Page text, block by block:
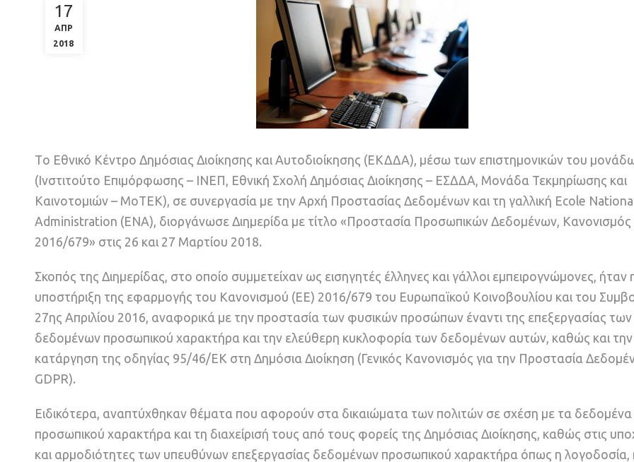
17
ΑΠΡ
2018
Tο Εθνικό Κέντρο Δημόσιας Διοίκησης και Αυτοδιοίκησης (ΕΚΔΔΑ), μέσω των επιστημονικών του
(Ινστιτούτο Επιμόρφωσης – ΙΝΕΠ, Εθνική Σχολή Δημόσιας Διοίκησης – ΕΣΔΔΑ, Μονάδα Τεκμηρίωσης και
Καινοτομιών – ΜοΤΕΚ), σε συνεργασία με την Αρχή Προστασίας Δεδομένων και τη γαλλική Ecole
Administration (ENA), διοργάνωσε Διημερίδα με τίτλο «Προστασία Προσωπικών Δεδομένων, Κανονισμός
2016/679» στις 26 και 27 Μαρτίου 2018.
Σκοπός της Διημερίδας, στο οποίο συμμετείχαν ως εισηγητές έλληνες και γάλλοι εμπειρογνώμονες, ήταν
υποστήριξη της εφαρμογής του Κανονισμού (ΕΕ) 2016/679 του Ευρωπαϊκού Κοινοβουλίου και του
27ης Απριλίου 2016, αναφορικά με την προστασία των φυσικών προσώπων έναντι της επεξεργασίας των
δεδομένων προσωπικού χαρακτήρα και την ελεύθερη κυκλοφορία των δεδομένων αυτών, καθώς και την
κατάργηση της οδηγίας 95/46/ΕΚ στη Δημόσια Διοίκηση (Γενικός Κανονισμός για την Προστασία
GDPR).
Ειδικότερα, αναπτύχθηκαν θέματα που αφορούν στα δικαιώματα των πολιτών σε σχέση με τα δεδομένα
προσωπικού χαρακτήρα και τη διαχείρισή τους από τους φορείς της Δημόσιας Διοίκησης, καθώς στις
και αρμοδιότητες των υπευθύνων επεξεργασίας δεδομένων προσωπικού χαρακτήρα όπως η λογοδοσία,